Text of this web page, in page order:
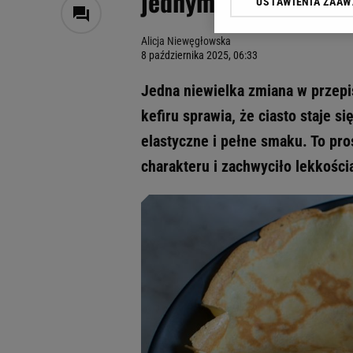
Alicja Niewęgłowska
8 października 2025, 06:33
Jedna niewielka zmiana w
kefiru sprawia, że ciasto staje
elastyczne i pełne smaku. To
charakteru i zachwyciło
Klikając „Akceptuję”
odnośnik „Ustawienia
My, nasi Zaufani
Użycie dokładnych
Przechowywanie
badnie odbiorców i